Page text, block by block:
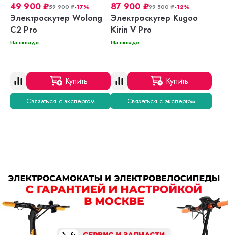
49 900 ₽59 900₽-17%
Электроскутер Wolong
C2 Pro
На складе
Купить
Связаться с экспертом
87 900 ₽99 500₽-12%
Электроскутер Kugoo
Kirin V Pro
На складе
Купить
Связаться с экспертом